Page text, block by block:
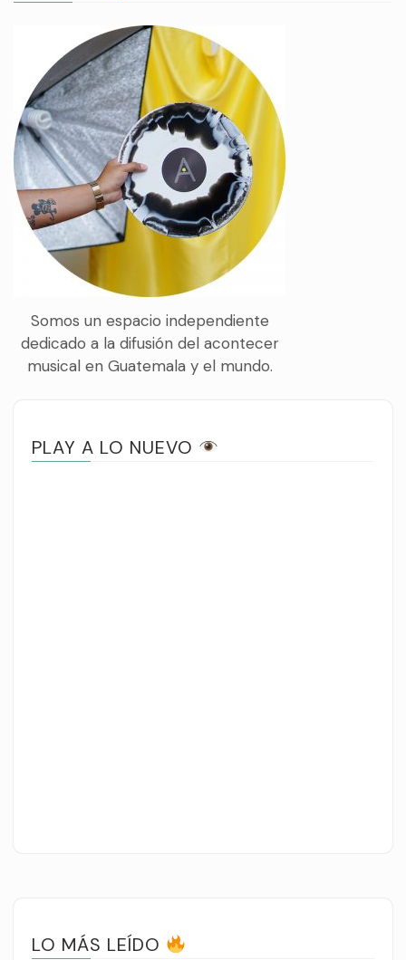
Somos un espacio independiente
dedicado a la difusión del acontecer
musical en Guatemala y el mundo.
PLAY A LO NUEVO
LO MÁS LEÍDO